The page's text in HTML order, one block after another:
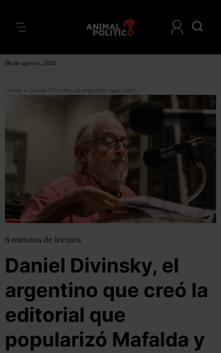
06 de agosto, 2026
Home > Daniel Divinsky, el argentino que creó la editorial que popularizó Mafalda y terminó quedándose con las manos vacías
6 minutos de lectura
Daniel Divinsky, el
argentino que creó la
editorial que
popularizó Mafalda y